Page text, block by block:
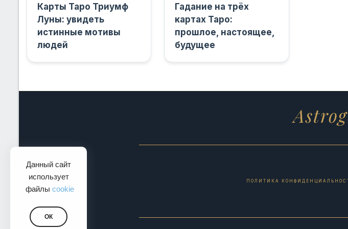
Данный сайт
использует
файлы cookie
ОК
Карты Таро Триумф
Луны: увидеть
истинные мотивы
людей
Гадание на трёх
картах Таро:
прошлое, настоящее,
будущее
ПОЛИТИКА